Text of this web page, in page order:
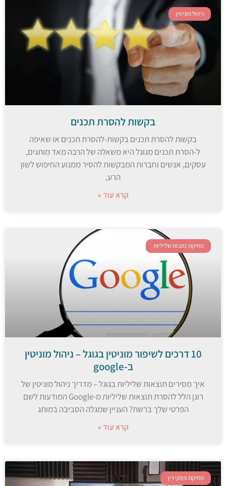
ניהול מוניטין
בקשות להסרת תכנים
בקשות להסרת תכנים בקשות-להסרת תכנים או שאיפה
ל-הסרת תכנים מגוגל היא משאלה של הרבה מאד מותגים,
עסקים, אנשים וחברות המבקשות להסיר ממנוע החיפוש לשון
הרע,
קרא עוד »
מחיקת כתבות שליליות
10 דרכים לשיפור מוניטין בגוגל – ניהול מוניטין
ב-google
איך מסירים תוצאות שליליות בגוגל – מדריך ניהול מוניטין של
רונן הלל להסרת תוצאות שליליות מ-Google המודעות לשם
הפרטי שלך ברשת? העניין שמגלה הסביבה במותג
קרא עוד »
מחיקת פסקי דין